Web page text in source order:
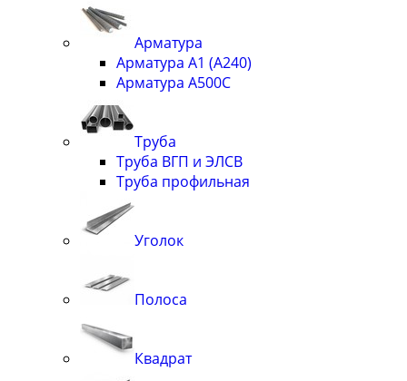
Арматура
Арматура А1 (А240)
Арматура А500С
Труба
Труба ВГП и ЭЛСВ
Труба профильная
Уголок
Полоса
Квадрат